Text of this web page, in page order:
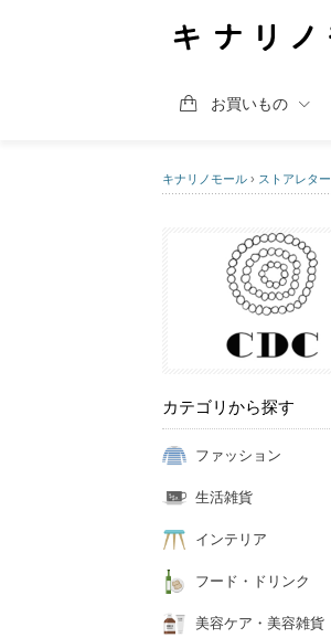
お買いもの
キナリノモール › ストアレター
カテゴリから探す
ファッション
生活雑貨
インテリア
フード・ドリンク
美容ケア・美容雑貨